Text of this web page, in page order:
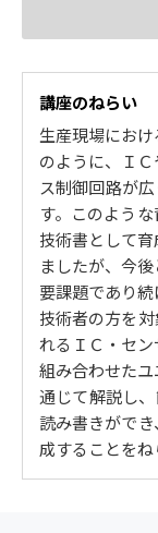
個別半導体
ス発生回路 /
2進数 / 真理
本論理回路 /
ルチプレク
フリップフ
フロップ /
式とエッジ
路 / 順序回
ロコンピュ
3. アナログIC
オペアンプ /
シベル / 基
幅回路 / 非
ン・アンプ
気的特性 /
講座のねらい
生産現場にお
のように、Ｉ
ス制御回路が
す。このよう
技術書として
ましたが、今
要課題であり
技術者の方を
れるＩＣ・セ
組み合わせた
通じて解説し
読み書きがで
成することをね